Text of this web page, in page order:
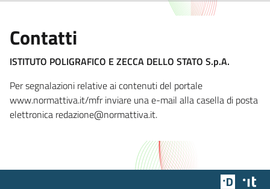
Contatti
ISTITUTO POLIGRAFICO E ZECCA DELLO STATO S.p.A.
Per segnalazioni relative ai contenuti del portale
www.normattiva.it/mfr inviare una e-mail alla casella di posta
elettronica redazione@normattiva.it.
Team